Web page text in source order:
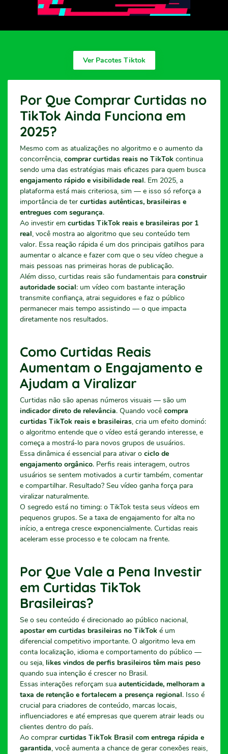
Ver Pacotes Tiktok
Por Que Comprar Curtidas no
TikTok Ainda Funciona em
2025?
Mesmo com as atualizações no algoritmo e o aumento da
concorrência, comprar curtidas reais no TikTok continua
sendo uma das estratégias mais eficazes para quem busca
engajamento rápido e visibilidade real. Em 2025, a
plataforma está mais criteriosa, sim — e isso só reforça a
importância de ter curtidas autênticas, brasileiras e
entregues com segurança.
Ao investir em curtidas TikTok reais e brasileiras por 1
real, você mostra ao algoritmo que seu conteúdo tem
valor. Essa reação rápida é um dos principais gatilhos para
aumentar o alcance e fazer com que o seu vídeo chegue a
mais pessoas nas primeiras horas de publicação.
Além disso, curtidas reais são fundamentais para construir
autoridade social: um vídeo com bastante interação
transmite confiança, atrai seguidores e faz o público
permanecer mais tempo assistindo — o que impacta
diretamente nos resultados.
Como Curtidas Reais
Aumentam o Engajamento e
Ajudam a Viralizar
Curtidas não são apenas números visuais — são um
indicador direto de relevância. Quando você compra
curtidas TikTok reais e brasileiras, cria um efeito dominó:
o algoritmo entende que o vídeo está gerando interesse, e
começa a mostrá-lo para novos grupos de usuários.
Essa dinâmica é essencial para ativar o ciclo de
engajamento orgânico. Perfis reais interagem, outros
usuários se sentem motivados a curtir também, comentar
e compartilhar. Resultado? Seu vídeo ganha força para
viralizar naturalmente.
O segredo está no timing: o TikTok testa seus vídeos em
pequenos grupos. Se a taxa de engajamento for alta no
início, a entrega cresce exponencialmente. Curtidas reais
aceleram esse processo e te colocam na frente.
Por Que Vale a Pena Investir
em Curtidas TikTok
Brasileiras?
Se o seu conteúdo é direcionado ao público nacional,
apostar em curtidas brasileiras no TikTok é um
diferencial competitivo importante. O algoritmo leva em
conta localização, idioma e comportamento do público —
ou seja, likes vindos de perfis brasileiros têm mais peso
quando sua intenção é crescer no Brasil.
Essas interações reforçam sua autenticidade, melhoram a
taxa de retenção e fortalecem a presença regional. Isso é
crucial para criadores de conteúdo, marcas locais,
influenciadores e até empresas que querem atrair leads ou
clientes dentro do país.
Ao comprar curtidas TikTok Brasil com entrega rápida e
garantida, você aumenta a chance de gerar conexões reais,